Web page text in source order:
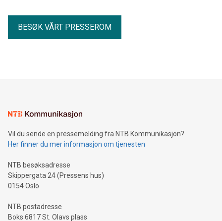
BESØK VÅRT PRESSEROM
Vil du sende en pressemelding fra NTB Kommunikasjon?
Her finner du mer informasjon om tjenesten
NTB besøksadresse
Skippergata 24 (Pressens hus)
0154 Oslo
NTB postadresse
Boks 6817 St. Olavs plass